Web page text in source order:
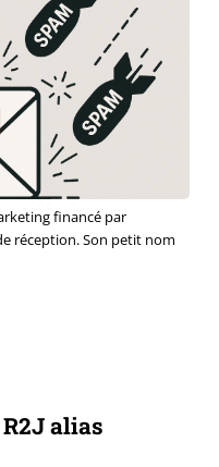
financé par
réception. Son petit nom
alias